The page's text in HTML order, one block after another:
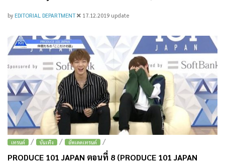
by EDITORIAL DEPARTMENT 17.12.2019 update
เทรนด์ / บันเทิง / อัพเดตเทรนด์ /
PRODUCE 101 JAPAN ตอนที่ 8 (PRODUCE 101 JAPAN